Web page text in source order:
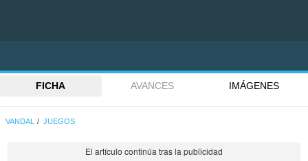
FICHA AVANCES IMÁGENES
VANDAL JUEGOS